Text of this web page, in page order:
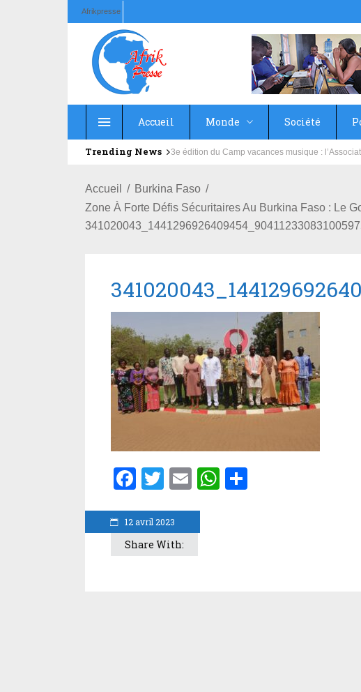
Afrikpresse
Accueil Monde Société
Trending News Education : la fédération de la Russie rénove les
Accueil
Burkina Faso
Zone À Forte Défis Sécuritaires Au Burkina Faso : Le
12 avril 2023
Facebook
Twitter
EmailWhatsApp
Share With: